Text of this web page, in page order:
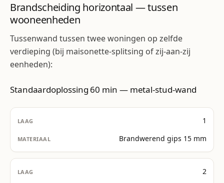
Brandscheiding horizontaal — tussen
wooneenheden
Tussenwand tussen twee woningen op zelfde
verdieping (bij maisonette-splitsing of zij-aan-zij
eenheden):
Standaardoplossing 60 min — metal-stud-wand
1
Brandwerend gips 15 mm
2